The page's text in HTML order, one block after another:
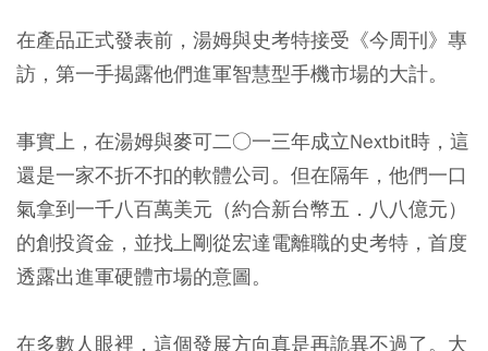
在產品正式發表前，湯姆與史考特接受《今周刊》專
訪，第一手揭露他們進軍智慧型手機市場的大計。
事實上，在湯姆與麥可二○一三年成立Nextbit時，這
還是一家不折不扣的軟體公司。但在隔年，他們一口
氣拿到一千八百萬美元（約合新台幣五．八八億元）
的創投資金，並找上剛從宏達電離職的史考特，首度
透露出進軍硬體市場的意圖。
在多數人眼裡，這個發展方向真是再詭異不過了。大